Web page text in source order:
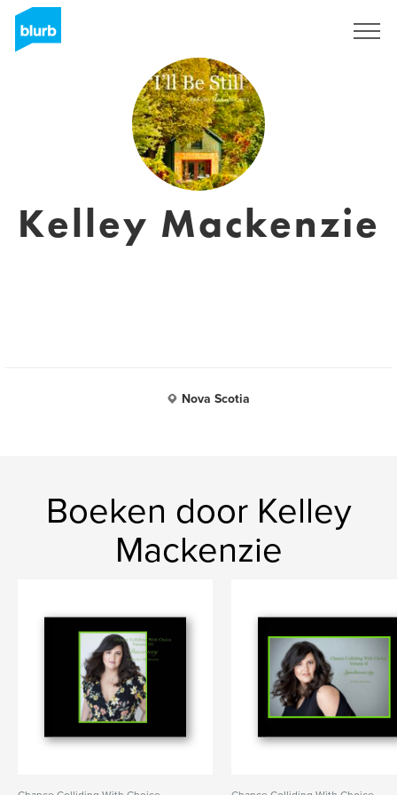
Kelley Mackenzie
Nova Scotia
Boeken door Kelley
Mackenzie